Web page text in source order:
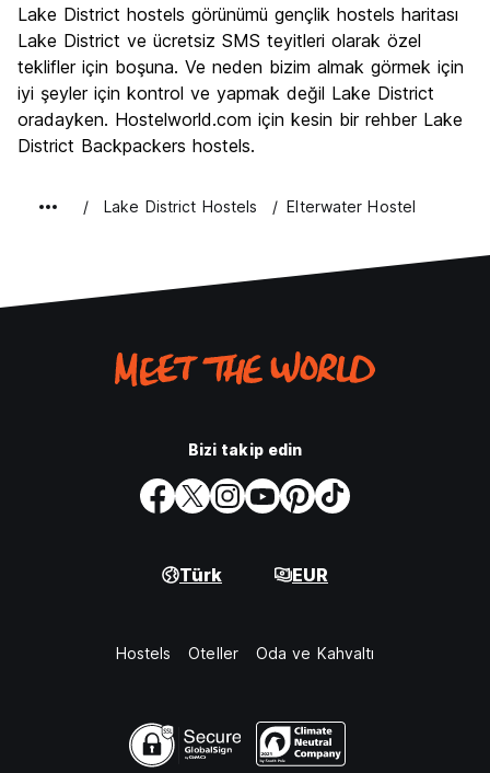
Gece hayatı
5.7
Ekonomik
Lake District hostels görünümü gençlik hostels haritası
Lake District ve ücretsiz SMS teyitleri olarak özel
teklifler için boşuna. Ve neden bizim almak görmek için
iyi şeyler için kontrol ve yapmak değil Lake District
oradayken. Hostelworld.com için kesin bir rehber Lake
District Backpackers hostels.
Lake District Hostels Elterwater Hostel
Bizi takip edin
Türk EUR
Hostels Oteller Oda ve Kahvaltı